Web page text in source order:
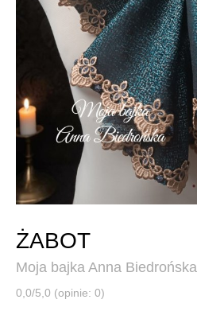
ŻABOT
Moja bajka Anna Biedrońska
0,0/5,0 (opinie: 0)